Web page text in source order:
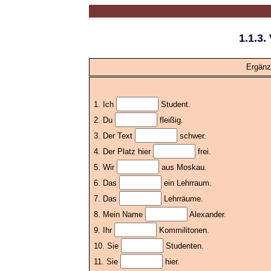
1.1.3.
1. Ich
Student.
2. Du
fleißig.
3. Der Text
schwer.
4. Der Platz hier
frei.
5. Wir
aus Moskau.
6. Das
ein Lehrraum.
7. Das
Lehrräume.
8. Mein Name
Alexander.
9. Ihr
Kommilitonen.
10. Sie
Studenten.
11. Sie
hier.